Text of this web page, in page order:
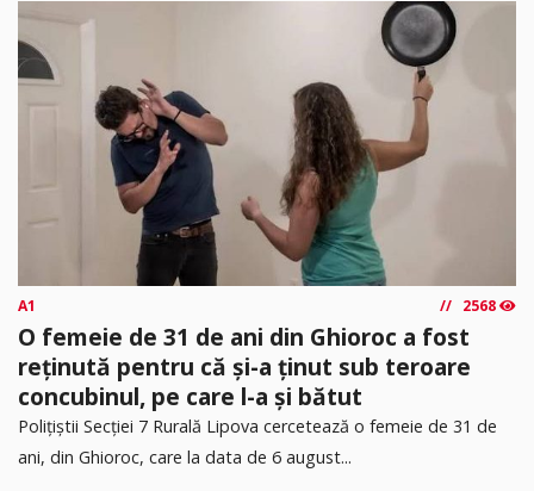
A1 2568
O femeie de 31 de ani din Ghioroc a fost
reținută pentru că și-a ținut sub teroare
concubinul, pe care l-a și bătut
​Polițiștii Secției 7 Rurală Lipova cercetează o femeie de 31 de
ani, din Ghioroc, care la data de 6 august...